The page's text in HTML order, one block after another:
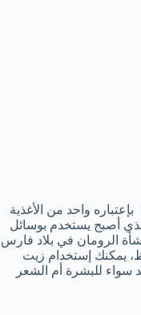
واحد من الأغذية
أصبح يستخدم بوسائل
الرومان في بلاد فارس
يمكنك إستخدام زيت
سواء للبشرة أم الشعر